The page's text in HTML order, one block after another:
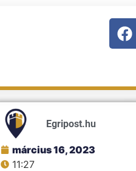
Egripost.hu
március 16, 2023
11:27